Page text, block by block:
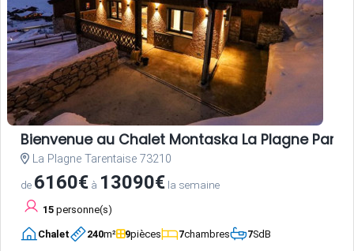
Bienvenue au Chalet Montaska La Plagne
La Plagne Tarentaise 73210
de 6160€ à 13090€ la semaine
15 personne(s)
Chalet 240m² 9pièces 7chambres 7SdB